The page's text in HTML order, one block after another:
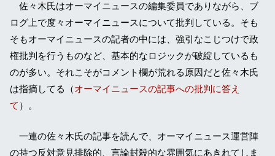
佐々木氏はオーマイニュースの編集委員でありながら、ブ
ログ上で度々オーマイニュースについて批判している。そも
そもオーマイニュースの記者の中には、強引なこじつけで政
権批判を行うものなど、基本的なロジックが破綻しているも
のが多い。それこそがコメント欄が荒れる原因だと佐々木氏
は指摘してる（オーマイニュースの記事への批判に答え
て ）。
一連の佐々木氏の記事を読んで、オーマイニュース運営陣
の持つ反対意見排除的、言論封殺的な雰囲気にあきれてしま